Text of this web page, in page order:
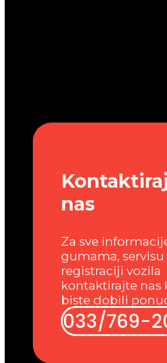
nas
Za sve
gumama, servisu
registraciji vozila
kontaktirajte nas
biste dobili
033/769-